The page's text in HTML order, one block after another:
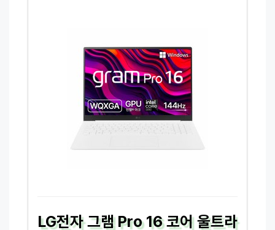
LG전자 그램 Pro 16 코어 울트라